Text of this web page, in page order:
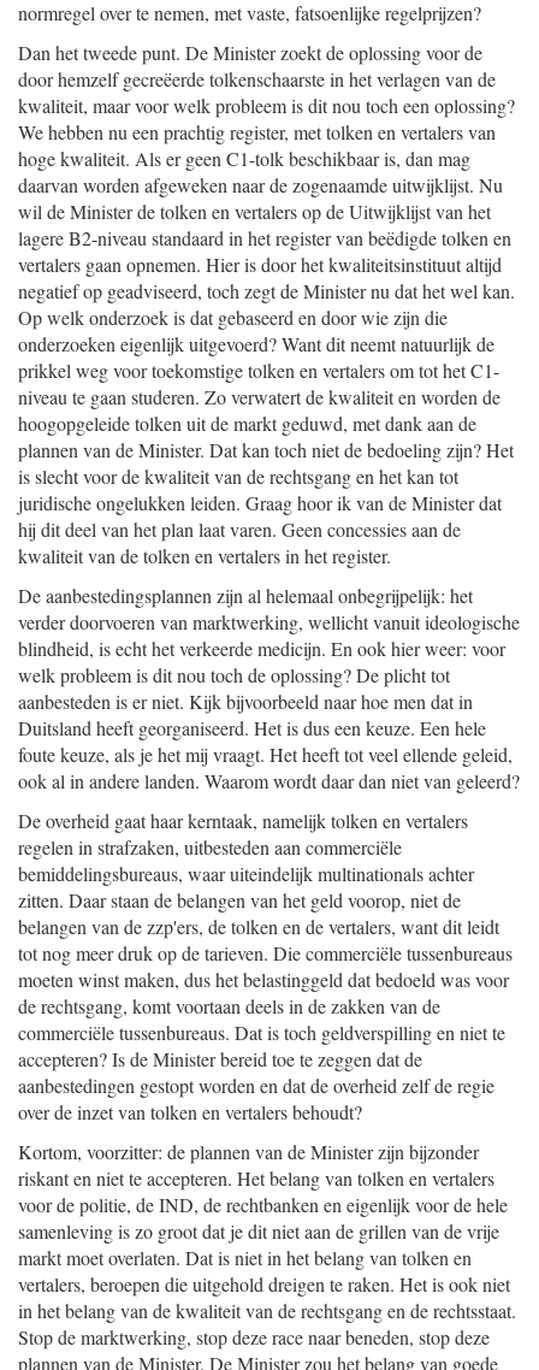
normregel over te nemen, met vaste, fatsoenlijke regelprijzen?
Dan het tweede punt. De Minister zoekt de oplossing voor de
door hemzelf gecreëerde tolkenschaarste in het verlagen van de
kwaliteit, maar voor welk probleem is dit nou toch een oplossing?
We hebben nu een prachtig register, met tolken en vertalers van
hoge kwaliteit. Als er geen C1-tolk beschikbaar is, dan mag
daarvan worden afgeweken naar de zogenaamde uitwijklijst. Nu
wil de Minister de tolken en vertalers op de Uitwijklijst van het
lagere B2-niveau standaard in het register van beëdigde tolken en
vertalers gaan opnemen. Hier is door het kwaliteitsinstituut altijd
negatief op geadviseerd, toch zegt de Minister nu dat het wel kan.
Op welk onderzoek is dat gebaseerd en door wie zijn die
onderzoeken eigenlijk uitgevoerd? Want dit neemt natuurlijk de
prikkel weg voor toekomstige tolken en vertalers om tot het C1-
niveau te gaan studeren. Zo verwatert de kwaliteit en worden de
hoogopgeleide tolken uit de markt geduwd, met dank aan de
plannen van de Minister. Dat kan toch niet de bedoeling zijn? Het
is slecht voor de kwaliteit van de rechtsgang en het kan tot
juridische ongelukken leiden. Graag hoor ik van de Minister dat
hij dit deel van het plan laat varen. Geen concessies aan de
kwaliteit van de tolken en vertalers in het register.
De aanbestedingsplannen zijn al helemaal onbegrijpelijk: het
verder doorvoeren van marktwerking, wellicht vanuit ideologische
blindheid, is echt het verkeerde medicijn. En ook hier weer: voor
welk probleem is dit nou toch de oplossing? De plicht tot
aanbesteden is er niet. Kijk bijvoorbeeld naar hoe men dat in
Duitsland heeft georganiseerd. Het is dus een keuze. Een hele
foute keuze, als je het mij vraagt. Het heeft tot veel ellende geleid,
ook al in andere landen. Waarom wordt daar dan niet van geleerd?
De overheid gaat haar kerntaak, namelijk tolken en vertalers
regelen in strafzaken, uitbesteden aan commerciële
bemiddelingsbureaus, waar uiteindelijk multinationals achter
zitten. Daar staan de belangen van het geld voorop, niet de
belangen van de zzp'ers, de tolken en de vertalers, want dit leidt
tot nog meer druk op de tarieven. Die commerciële tussenbureaus
moeten winst maken, dus het belastinggeld dat bedoeld was voor
de rechtsgang, komt voortaan deels in de zakken van de
commerciële tussenbureaus. Dat is toch geldverspilling en niet te
accepteren? Is de Minister bereid toe te zeggen dat de
aanbestedingen gestopt worden en dat de overheid zelf de regie
over de inzet van tolken en vertalers behoudt?
Kortom, voorzitter: de plannen van de Minister zijn bijzonder
riskant en niet te accepteren. Het belang van tolken en vertalers
voor de politie, de IND, de rechtbanken en eigenlijk voor de hele
samenleving is zo groot dat je dit niet aan de grillen van de vrije
markt moet overlaten. Dat is niet in het belang van tolken en
vertalers, beroepen die uitgehold dreigen te raken. Het is ook niet
in het belang van de kwaliteit van de rechtsgang en de rechtsstaat.
Stop de marktwerking, stop deze race naar beneden, stop deze
plannen van de Minister. De Minister zou het belang van goede